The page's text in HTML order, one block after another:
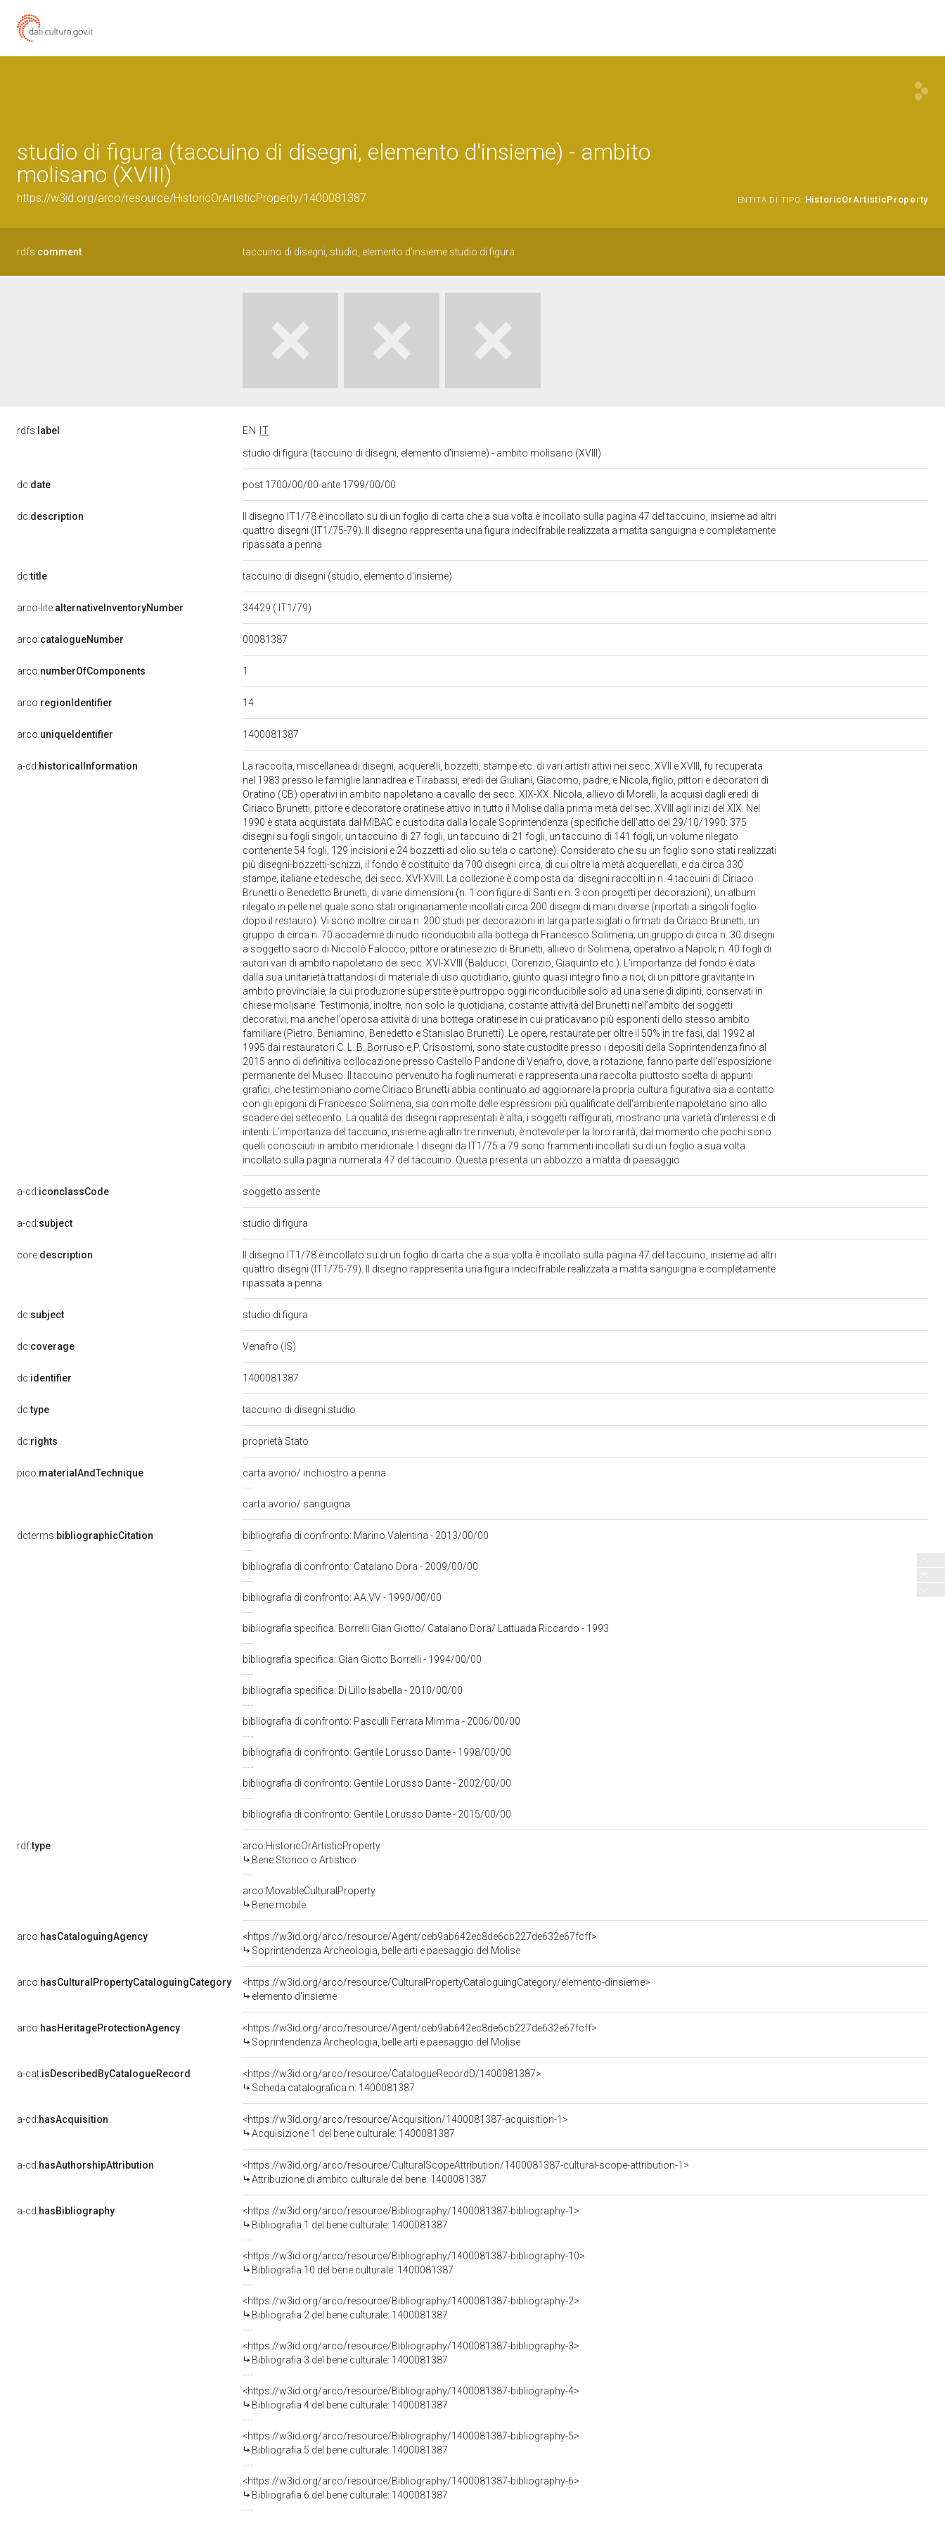
studio di figura (taccuino di disegni, elemento d'insieme) - ambito
molisano (XVIII)
https://w3id.org/arco/resource/HistoricOrArtisticProperty/1400081387 ENTITÀ DI TIPO: HistoricOrArtisticProperty
rdfs:comment taccuino di disegni, studio, elemento d'insieme studio di figura
rdfs: label EN
IT
studio di figura (taccuino di disegni, elemento d'insieme) - ambito molisano (XVIII)
dc:date post 1700/00/00-ante 1799/00/00
dc:description
Il disegno IT1/78 è incollato su di un foglio di carta che a sua volta è incollato sulla pagina 47 del taccuino, insieme ad altri
quattro disegni (IT1/75-79). Il disegno rappresenta una figura indecifrabile realizzata a matita sanguigna e completamente
ripassata a penna
dc:title taccuino di disegni (studio, elemento d'insieme)
arco-lite:alternativeInventoryNumber 34429 ( IT1/79)
arco:catalogueNumber 00081387
arco:numberOfComponents 1
arco:regionIdentifier 14
arco:uniqueIdentifier 1400081387
a-cd:historicalInformation
La raccolta, miscellanea di disegni, acquerelli, bozzetti, stampe etc. di vari artisti attivi nei secc. XVII e XVIII, fu recuperata
nel 1983 presso le famiglie Iannadrea e Tirabassi, eredi dei Giuliani, Giacomo, padre, e Nicola, figlio, pittori e decoratori di
Oratino (CB) operativi in ambito napoletano a cavallo dei secc. XIX-XX. Nicola, allievo di Morelli, la acquisì dagli eredi di
Ciriaco Brunetti, pittore e decoratore oratinese attivo in tutto il Molise dalla prima metà del sec. XVIII agli inizi del XIX. Nel
1990 è stata acquistata dal MIBAC e custodita dalla locale Soprintendenza (specifiche dell’atto del 29/10/1990: 375
disegni su fogli singoli; un taccuino di 27 fogli, un taccuino di 21 fogli, un taccuino di 141 fogli, un volume rilegato
contenente 54 fogli, 129 incisioni e 24 bozzetti ad olio su tela o cartone). Considerato che su un foglio sono stati realizzati
più disegni-bozzetti-schizzi, il fondo è costituito da 700 disegni circa, di cui oltre la metà acquerellati, e da circa 330
stampe, italiane e tedesche, dei secc. XVI-XVIII. La collezione è composta da: disegni raccolti in n. 4 taccuini di Ciriaco
Brunetti o Benedetto Brunetti, di varie dimensioni (n. 1 con figure di Santi e n. 3 con progetti per decorazioni); un album
rilegato in pelle nel quale sono stati originariamente incollati circa 200 disegni di mani diverse (riportati a singoli foglio
dopo il restauro). Vi sono inoltre: circa n. 200 studi per decorazioni in larga parte siglati o firmati da Ciriaco Brunetti; un
gruppo di circa n. 70 accademie di nudo riconducibili alla bottega di Francesco Solimena; un gruppo di circa n. 30 disegni
a soggetto sacro di Niccolò Falocco, pittore oratinese zio di Brunetti, allievo di Solimena, operativo a Napoli; n. 40 fogli di
autori vari di ambito napoletano dei secc. XVI-XVIII (Balducci, Corenzio, Giaquinto etc.). L’importanza del fondo è data
dalla sua unitarietà trattandosi di materiale di uso quotidiano, giunto quasi integro fino a noi, di un pittore gravitante in
ambito provinciale, la cui produzione superstite è purtroppo oggi riconducibile solo ad una serie di dipinti, conservati in
chiese molisane. Testimonia, inoltre, non solo la quotidiana, costante attività del Brunetti nell’ambito dei soggetti
decorativi, ma anche l’operosa attività di una bottega oratinese in cui praticavano più esponenti dello stesso ambito
familiare (Pietro, Beniamino, Benedetto e Stanislao Brunetti). Le opere, restaurate per oltre il 50% in tre fasi, dal 1992 al
1995 dai restauratori C. L. B. Borruso e P. Crisostomi, sono state custodite presso i depositi della Soprintendenza fino al
2015 anno di definitiva collocazione presso Castello Pandone di Venafro, dove, a rotazione, fanno parte dell’esposizione
permanente del Museo. Il taccuino pervenuto ha fogli numerati e rappresenta una raccolta piuttosto scelta di appunti
grafici, che testimoniano come Ciriaco Brunetti abbia continuato ad aggiornare la propria cultura figurativa sia a contatto
con gli epigoni di Francesco Solimena, sia con molte delle espressioni più qualificate dell'ambiente napoletano sino allo
scadere del settecento. La qualità dei disegni rappresentati è alta, i soggetti raffigurati, mostrano una varietà d’interessi e di
intenti. L’importanza del taccuino, insieme agli altri tre rinvenuti, è notevole per la loro rarità, dal momento che pochi sono
quelli conosciuti in ambito meridionale. I disegni da IT1/75 a 79 sono frammenti incollati su di un foglio a sua volta
incollato sulla pagina numerata 47 del taccuino. Questa presenta un abbozzo a matita di paesaggio
a-cd:iconclassCode soggetto assente
a-cd:subject studio di figura
core:description
Il disegno IT1/78 è incollato su di un foglio di carta che a sua volta è incollato sulla pagina 47 del taccuino, insieme ad altri
quattro disegni (IT1/75-79). Il disegno rappresenta una figura indecifrabile realizzata a matita sanguigna e completamente
ripassata a penna
dc:subject studio di figura
dc:coverage Venafro (IS)
dc:identifier 1400081387
dc:type taccuino di disegni studio
dc:rights proprietà Stato
pico:materialAndTechnique carta avorio/ inchiostro a penna
carta avorio/ sanguigna
dcterms:bibliographicCitation bibliografia di confronto: Marino Valentina - 2013/00/00
bibliografia di confronto: Catalano Dora - 2009/00/00
bibliografia di confronto: AA.VV - 1990/00/00
bibliografia specifica: Borrelli Gian Giotto/ Catalano Dora/ Lattuada Riccardo - 1993
bibliografia specifica: Gian Giotto Borrelli - 1994/00/00
bibliografia specifica: Di Lillo Isabella - 2010/00/00
bibliografia di confronto: Pasculli Ferrara Mimma - 2006/00/00
bibliografia di confronto: Gentile Lorusso Dante - 1998/00/00
bibliografia di confronto: Gentile Lorusso Dante - 2002/00/00
bibliografia di confronto: Gentile Lorusso Dante - 2015/00/00
rdf:type
arco:HistoricOrArtisticProperty
Bene Storico o Artistico
arco:MovableCulturalProperty
Bene mobile
arco:hasCataloguingAgency
<https://w3id.org/arco/resource/Agent/ceb9ab642ec8de6cb227de632e67fcff>
Soprintendenza Archeologia, belle arti e paesaggio del Molise
arco:hasCulturalPropertyCataloguingCategory
<https://w3id.org/arco/resource/CulturalPropertyCataloguingCategory/elemento-dinsieme>
elemento d'insieme
arco:hasHeritageProtectionAgency
<https://w3id.org/arco/resource/Agent/ceb9ab642ec8de6cb227de632e67fcff>
Soprintendenza Archeologia, belle arti e paesaggio del Molise
a-cat:isDescribedByCatalogueRecord
<https://w3id.org/arco/resource/CatalogueRecordD/1400081387>
Scheda catalografica n: 1400081387
a-cd:hasAcquisition
<https://w3id.org/arco/resource/Acquisition/1400081387-acquisition-1>
Acquisizione 1 del bene culturale: 1400081387
a-cd:hasAuthorshipAttribution
<https://w3id.org/arco/resource/CulturalScopeAttribution/1400081387-cultural-scope-attribution-1>
Attribuzione di ambito culturale del bene: 1400081387
a-cd:hasBibliography
<https://w3id.org/arco/resource/Bibliography/1400081387-bibliography-1>
Bibliografia 1 del bene culturale: 1400081387
<https://w3id.org/arco/resource/Bibliography/1400081387-bibliography-10>
Bibliografia 10 del bene culturale: 1400081387
<https://w3id.org/arco/resource/Bibliography/1400081387-bibliography-2>
Bibliografia 2 del bene culturale: 1400081387
<https://w3id.org/arco/resource/Bibliography/1400081387-bibliography-3>
Bibliografia 3 del bene culturale: 1400081387
<https://w3id.org/arco/resource/Bibliography/1400081387-bibliography-4>
Bibliografia 4 del bene culturale: 1400081387
<https://w3id.org/arco/resource/Bibliography/1400081387-bibliography-5>
Bibliografia 5 del bene culturale: 1400081387
<https://w3id.org/arco/resource/Bibliography/1400081387-bibliography-6>
Bibliografia 6 del bene culturale: 1400081387